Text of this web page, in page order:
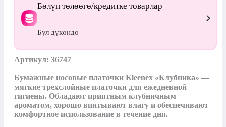
Бөлүп төлөөгө/кредитке товарлар
Бул дүкөндө
Артикул: 36747
Бумажные носовые платочки Kleenex «Клубника» —
мягкие трехслойные платочки для ежедневной
гигиены. Обладают приятным клубничным
ароматом, хорошо впитывают влагу и обеспечивают
комфортное использование в течение дня.